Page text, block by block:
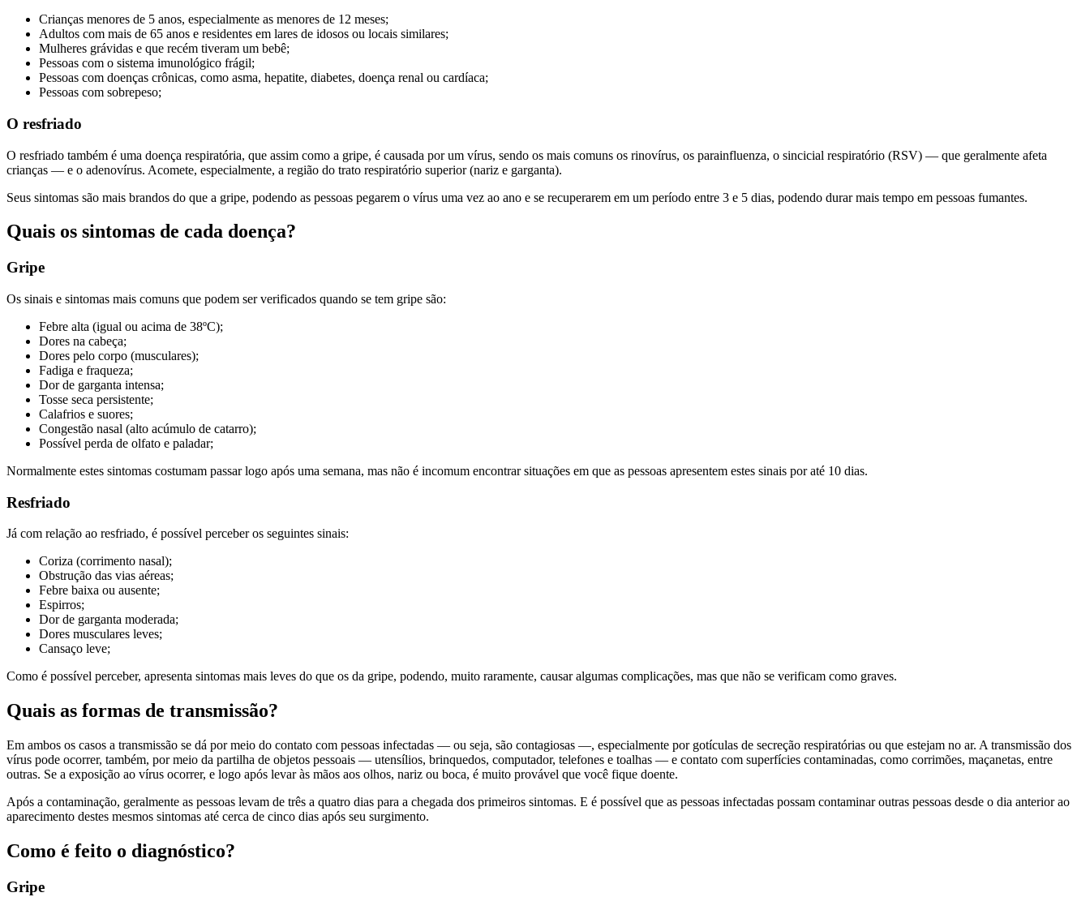
Crianças menores de 5 anos, especialmente as menores de 12 meses;
Adultos com mais de 65 anos e residentes em lares de idosos ou locais similares;
Mulheres grávidas e que recém tiveram um bebê;
Pessoas com o sistema imunológico frágil;
Pessoas com doenças crônicas, como asma, hepatite, diabetes, doença renal ou cardíaca;
Pessoas com sobrepeso;
O resfriado
O resfriado também é uma doença respiratória, que assim como a gripe, é causada por um vírus, sendo os mais comuns os rinovírus, os parainfluenza, o sincicial respiratório (RSV) — que geralmente afeta
crianças — e o adenovírus. Acomete, especialmente, a região do trato respiratório superior (nariz e garganta).
Seus sintomas são mais brandos do que a gripe, podendo as pessoas pegarem o vírus uma vez ao ano e se recuperarem em um período entre 3 e 5 dias, podendo durar mais tempo em pessoas fumantes.
Quais os sintomas de cada doença?
Gripe
Os sinais e sintomas mais comuns que podem ser verificados quando se tem gripe são:
Febre alta (igual ou acima de 38ºC);
Dores na cabeça;
Dores pelo corpo (musculares);
Fadiga e fraqueza;
Dor de garganta intensa;
Tosse seca persistente;
Calafrios e suores;
Congestão nasal (alto acúmulo de catarro);
Possível perda de olfato e paladar;
Normalmente estes sintomas costumam passar logo após uma semana, mas não é incomum encontrar situações em que as pessoas apresentem estes sinais por até 10 dias.
Resfriado
Já com relação ao resfriado, é possível perceber os seguintes sinais:
Coriza (corrimento nasal);
Obstrução das vias aéreas;
Febre baixa ou ausente;
Espirros;
Dor de garganta moderada;
Dores musculares leves;
Cansaço leve;
Como é possível perceber, apresenta sintomas mais leves do que os da gripe, podendo, muito raramente, causar algumas complicações, mas que não se verificam como graves.
Quais as formas de transmissão?
Em ambos os casos a transmissão se dá por meio do contato com pessoas infectadas — ou seja, são contagiosas —, especialmente por gotículas de secreção respiratórias ou que estejam no ar. A transmissão dos
vírus pode ocorrer, também, por meio da partilha de objetos pessoais — utensílios, brinquedos, computador, telefones e toalhas — e contato com superfícies contaminadas, como corrimões, maçanetas, entre
outras. Se a exposição ao vírus ocorrer, e logo após levar às mãos aos olhos, nariz ou boca, é muito provável que você fique doente.
Após a contaminação, geralmente as pessoas levam de três a quatro dias para a chegada dos primeiros sintomas. E é possível que as pessoas infectadas possam contaminar outras pessoas desde o dia anterior ao
aparecimento destes mesmos sintomas até cerca de cinco dias após seu surgimento.
Como é feito o diagnóstico?
Gripe